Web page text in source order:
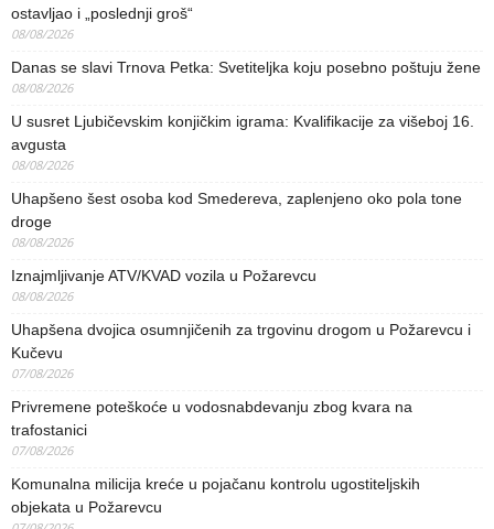
ostavljao i „poslednji groš“
08/08/2026
Danas se slavi Trnova Petka: Svetiteljka koju posebno poštuju žene
08/08/2026
U susret Ljubičevskim konjičkim igrama: Kvalifikacije za višeboj 16.
avgusta
08/08/2026
Uhapšeno šest osoba kod Smedereva, zaplenjeno oko pola tone
droge
08/08/2026
Iznajmljivanje ATV/KVAD vozila u Požarevcu
08/08/2026
Uhapšena dvojica osumnjičenih za trgovinu drogom u Požarevcu i
Kučevu
07/08/2026
Privremene poteškoće u vodosnabdevanju zbog kvara na
trafostanici
07/08/2026
Komunalna milicija kreće u pojačanu kontrolu ugostiteljskih
objekata u Požarevcu